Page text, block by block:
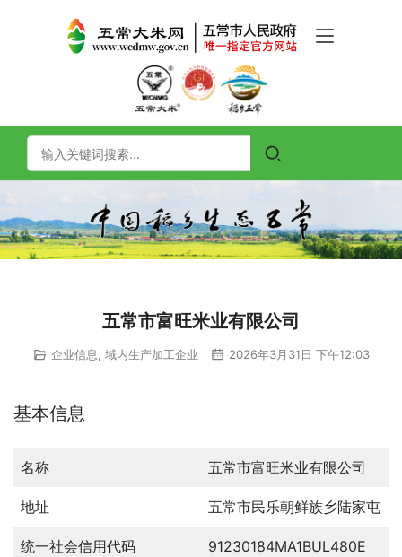
五常市富旺米业有限公司
企业信息 域内生产加工企业 2026年3月31日 下午12:03
基本信息
名称 五常市富旺米业有限公司
地址 五常市民乐朝鲜族乡陆家屯
统一社会信用代码 91230184MA1BUL480E